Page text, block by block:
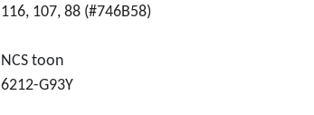
116, 107, 88 (#746B58)
NCS toon
6212-G93Y